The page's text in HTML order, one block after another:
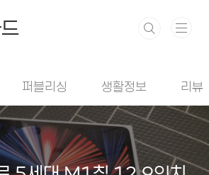
퍼블리싱 생활정보 리뷰